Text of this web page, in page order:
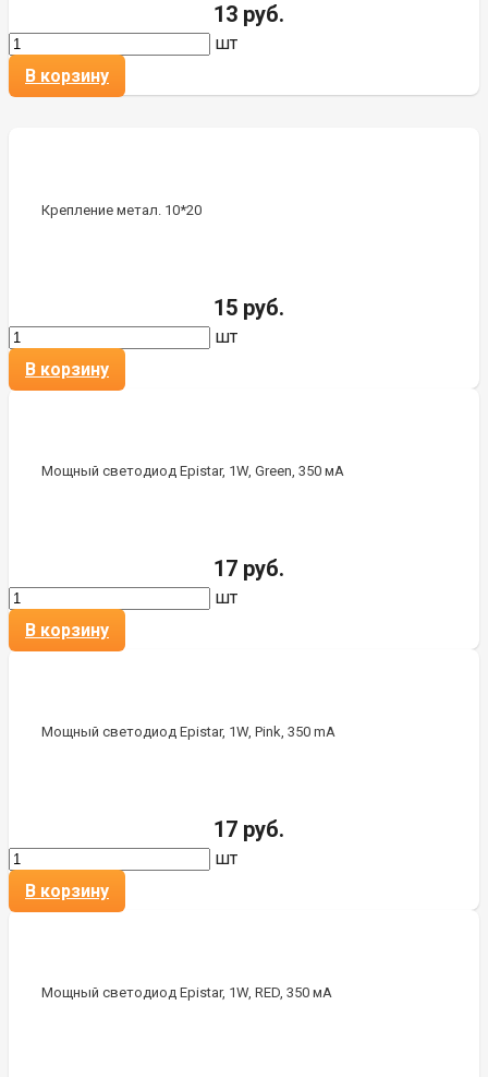
13 руб.
шт
В корзину
Крепление метал. 10*20
15 руб.
шт
В корзину
Мощный светодиод Epistar, 1W, Green, 350 мА
17 руб.
шт
В корзину
Мощный светодиод Epistar, 1W, Pink, 350 mA
17 руб.
шт
В корзину
Мощный светодиод Epistar, 1W, RED, 350 мА